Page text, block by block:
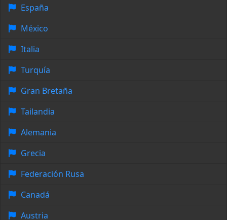
España
México
Italia
Turquía
Gran Bretaña
Tailandia
Alemania
Grecia
Federación Rusa
Canadá
Austria